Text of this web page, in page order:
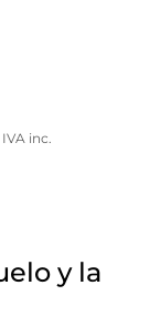
IVA inc.
y la